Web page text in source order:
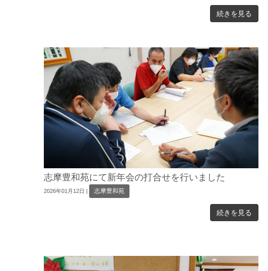
続きを見る
志摩豊和苑にて新年会の打合せを行いました
2026年01月12日 志摩豊和苑
続きを見る